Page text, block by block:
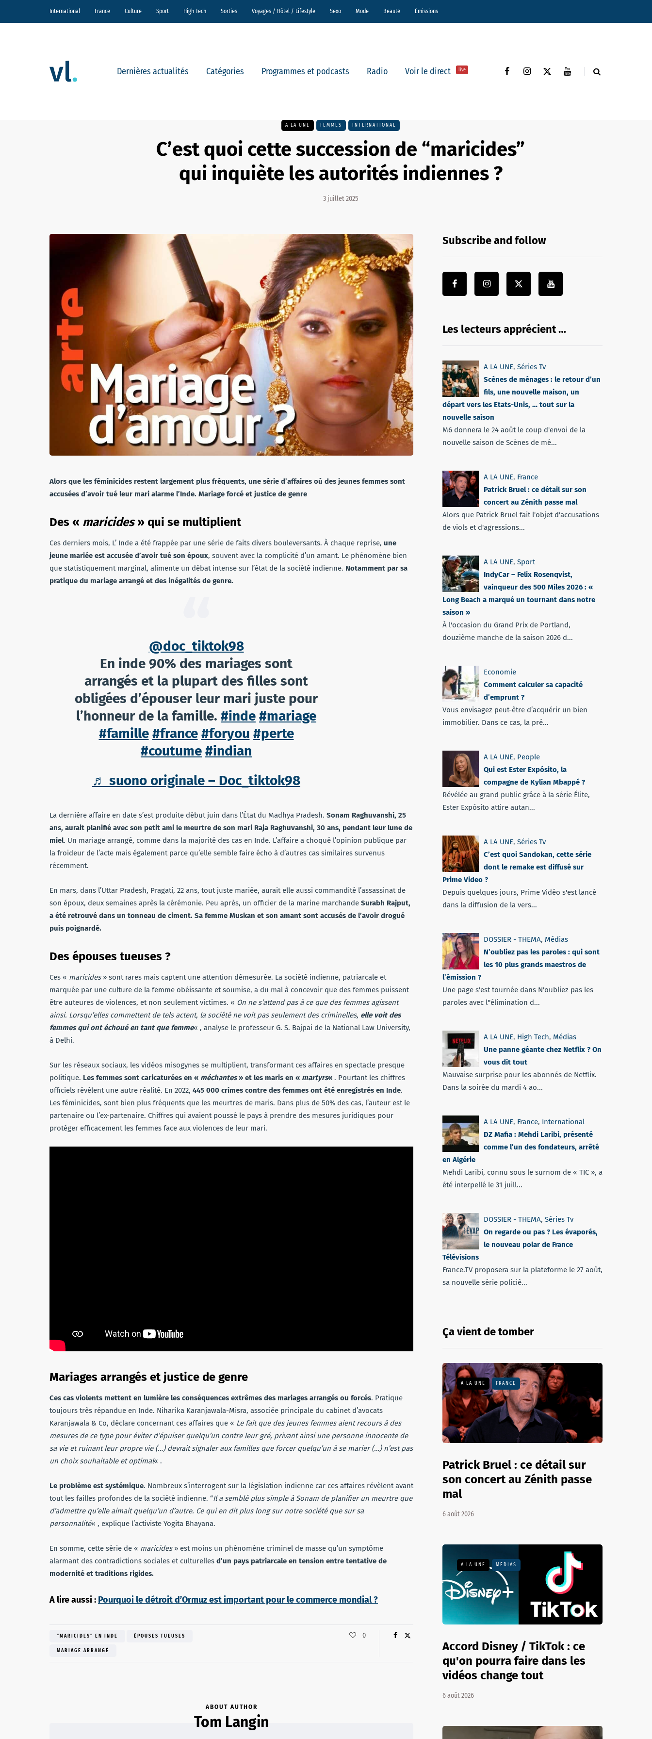
International France Culture Sport High Tech Sorties Voyages / Hôtel / Lifestyle Sexo Mode Beauté Émissions
Dernières actualités Catégories Programmes et podcasts Radio Voir le direct live
A LA UNE FEMMES INTERNATIONAL
C’est quoi cette succession de “maricides”
qui inquiète les autorités indiennes ?
3 juillet 2025
Alors que les féminicides restent largement plus fréquents, une série d’affaires où des jeunes femmes sont
accusées d’avoir tué leur mari alarme l’Inde. Mariage forcé et justice de genre
Des « maricides» qui se multiplient
Ces derniers mois, L’ Inde a été frappée par une série de faits divers bouleversants. À chaque reprise, une
jeune mariée est accusée d’avoir tué son époux, souvent avec la complicité d’un amant. Le phénomène bien
que statistiquement marginal, alimente un débat intense sur l’état de la société indienne. Notamment par sa
pratique du mariage arrangé et des inégalités de genre.
@doc_tiktok98
En inde 90% des mariages sont
arrangés et la plupart des filles sont
obligées d’épouser leur mari juste pour
l’honneur de la famille. #inde #mariage
#famille #france #foryou #perte
#coutume #indian
♬ suono originale – Doc_tiktok98
La dernière affaire en date s’est produite début juin dans l’État du Madhya Pradesh. Sonam Raghuvanshi, 25
ans, aurait planifié avec son petit ami le meurtre de son mari Raja Raghuvanshi, 30 ans, pendant leur lune de
miel. Un mariage arrangé, comme dans la majorité des cas en Inde. L’affaire a choqué l’opinion publique par
la froideur de l’acte mais également parce qu’elle semble faire écho à d’autres cas similaires survenus
récemment.
En mars, dans l’Uttar Pradesh, Pragati, 22 ans, tout juste mariée, aurait elle aussi commandité l’assassinat de
son époux, deux semaines après la cérémonie. Peu après, un officier de la marine marchande Surabh Rajput,
a été retrouvé dans un tonneau de ciment. Sa femme Muskan et son amant sont accusés de l’avoir drogué
puis poignardé.
Des épouses tueuses ?
Ces « maricides» sont rares mais captent une attention démesurée. La société indienne, patriarcale et
marquée par une culture de la femme obéissante et soumise, a du mal à concevoir que des femmes puissent
être auteures de violences, et non seulement victimes. « On ne s’attend pas à ce que des femmes agissent
ainsi. Lorsqu’elles commettent de tels actent, la société ne voit pas seulement des criminelles, elle voit des
femmes qui ont échoué en tant que femme« , analyse le professeur G. S. Bajpai de la National Law University,
à Delhi.
Sur les réseaux sociaux, les vidéos misogynes se multiplient, transformant ces affaires en spectacle presque
politique. Les femmes sont caricaturées en « méchantes» et les maris en « martyrs« . Pourtant les chiffres
officiels révèlent une autre réalité. En 2022, 445 000 crimes contre des femmes ont été enregistrés en Inde.
Les féminicides, sont bien plus fréquents que les meurtres de maris. Dans plus de 50% des cas, l’auteur est le
partenaire ou l’ex-partenaire. Chiffres qui avaient poussé le pays à prendre des mesures juridiques pour
protéger efficacement les femmes face aux violences de leur mari.
Mariages arrangés et justice de genre
Ces cas violents mettent en lumière les conséquences extrêmes des mariages arrangés ou forcés. Pratique
toujours très répandue en Inde. Niharika Karanjawala-Misra, associée principale du cabinet d’avocats
Karanjawala & Co, déclare concernant ces affaires que « Le fait que des jeunes femmes aient recours à des
mesures de ce type pour éviter d’épuiser quelqu’un contre leur gré, privant ainsi une personne innocente de
sa vie et ruinant leur propre vie (…) devrait signaler aux familles que forcer quelqu’un à se marier (…) n’est pas
un choix souhaitable et optimal« .
Le problème est systémique. Nombreux s’interrogent sur la législation indienne car ces affaires révèlent avant
tout les failles profondes de la société indienne. “Il a semblé plus simple à Sonam de planifier un meurtre que
d’admettre qu’elle aimait quelqu’un d’autre. Ce qui en dit plus long sur notre société que sur sa
personnalité« , explique l’activiste Yogita Bhayana.
En somme, cette série de « maricides» est moins un phénomène criminel de masse qu’un symptôme
alarmant des contradictions sociales et culturelles d’un pays patriarcale en tension entre tentative de
modernité et traditions rigides.
A lire aussi : Pourquoi le détroit d’Ormuz est important pour le commerce mondial ?
"MARICIDES" EN INDE ÉPOUSES TUEUSES
MARIAGE ARRANGÉ
0
ABOUT AUTHOR
Tom Langin
Subscribe and follow
Les lecteurs apprécient …
A LA UNE, Séries Tv
Scènes de ménages : le retour d’un
fils, une nouvelle maison, un
départ vers les Etats-Unis, … tout sur la
nouvelle saison
M6 donnera le 24 août le coup d'envoi de la
nouvelle saison de Scènes de mé...
A LA UNE, France
Patrick Bruel : ce détail sur son
concert au Zénith passe mal
Alors que Patrick Bruel fait l'objet d'accusations
de viols et d'agressions...
A LA UNE, Sport
IndyCar – Felix Rosenqvist,
vainqueur des 500 Miles 2026 : «
Long Beach a marqué un tournant dans notre
saison »
À l'occasion du Grand Prix de Portland,
douzième manche de la saison 2026 d...
Economie
Comment calculer sa capacité
d’emprunt ?
Vous envisagez peut-être d’acquérir un bien
immobilier. Dans ce cas, la pré...
A LA UNE, People
Qui est Ester Expósito, la
compagne de Kylian Mbappé ?
Révélée au grand public grâce à la série Élite,
Ester Expósito attire autan...
A LA UNE, Séries Tv
C’est quoi Sandokan, cette série
dont le remake est diffusé sur
Prime Video ?
Depuis quelques jours, Prime Vidéo s'est lancé
dans la diffusion de la vers...
DOSSIER - THEMA, Médias
N’oubliez pas les paroles : qui sont
les 10 plus grands maestros de
l’émission ?
Une page s'est tournée dans N'oubliez pas les
paroles avec l''élimination d...
A LA UNE, High Tech, Médias
Une panne géante chez Netflix ? On
vous dit tout
Mauvaise surprise pour les abonnés de Netflix.
Dans la soirée du mardi 4 ao...
A LA UNE, France, International
DZ Mafia : Mehdi Laribi, présenté
comme l’un des fondateurs, arrêté
en Algérie
Mehdi Laribi, connu sous le surnom de « TIC », a
été interpellé le 31 juill...
DOSSIER - THEMA, Séries Tv
On regarde ou pas ? Les évaporés,
le nouveau polar de France
Télévisions
France.TV proposera sur la plateforme le 27 août,
sa nouvelle série policiè...
Ça vient de tomber
A LA UNE FRANCE
Patrick Bruel : ce détail sur
son concert au Zénith passe
mal
6 août 2026
A LA UNE MÉDIAS
Accord Disney / TikTok : ce
qu'on pourra faire dans les
vidéos change tout
6 août 2026